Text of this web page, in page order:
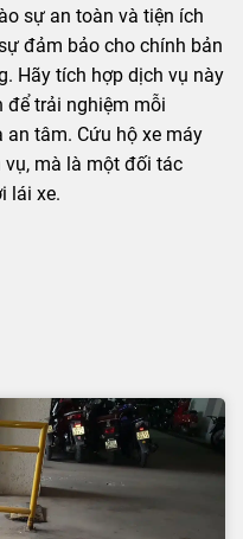
sự an toàn và tiện ích
đảm bảo cho chính bản
Hãy tích hợp dịch vụ này
để trải nghiệm mỗi
tâm. Cứu hộ xe máy
mà là một đối tác
lái xe.